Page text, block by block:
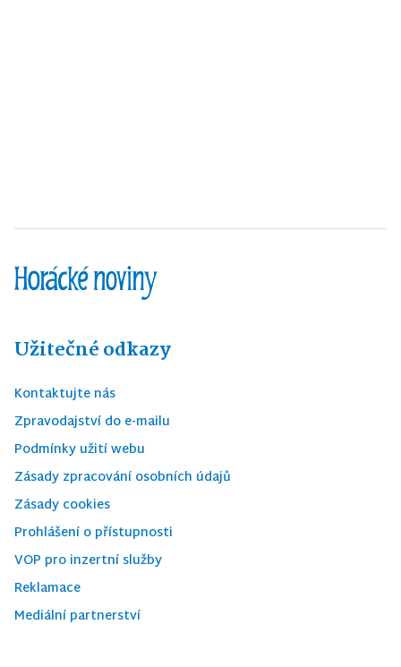
Užitečné odkazy
Kontaktujte nás
Zpravodajství do e-mailu
Podmínky užití webu
Zásady zpracování osobních údajů
Zásady cookies
Prohlášení o přístupnosti
VOP pro inzertní služby
Reklamace
Mediální partnerství